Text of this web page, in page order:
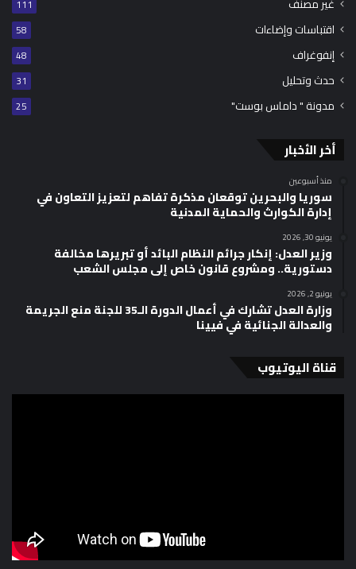
غير مصنف 111
اقتباسات وإضاءات 58
إنفوغراف 48
حدث وتحليل 31
مدونة " داماس بوست" 25
أخر الأخبار
منذ أسبوعين
سوريا والبحرين توقعان مذكرة تفاهم لتعزيز التعاون في
إدارة الكوارث والحماية المدنية
يونيو 30, 2026
وزير العدل: إنكار جرائم النظام البائد أو تبريرها مخالفة
دستورية.. ومشروع قانون خاص إلى مجلس الشعب
يونيو 2, 2026
وزارة العدل تشارك في أعمال الدورة الـ35 للجنة منع الجريمة
والعدالة الجنائية في فيينا
قناة اليوتيوب